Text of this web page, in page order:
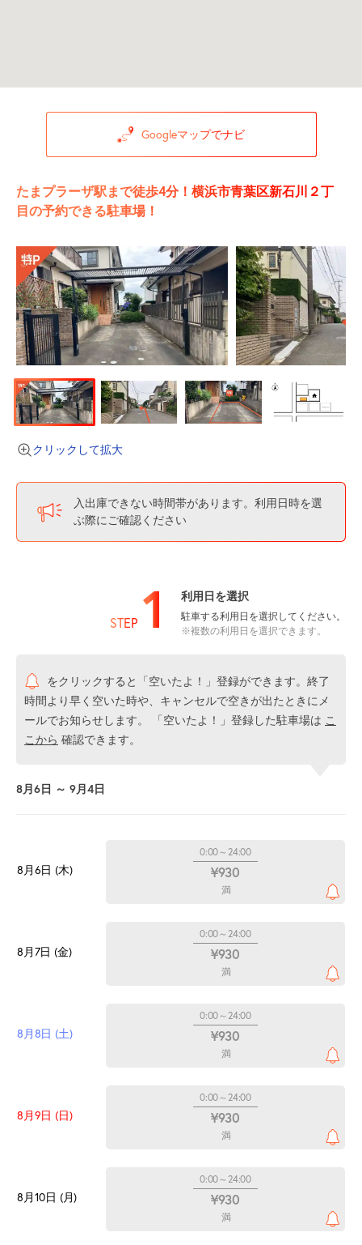
Googleマップでナビ
たまプラーザ駅まで徒歩4分！横浜市青葉区新石川２丁
目の予約できる駐車場！
クリックして拡大
入出庫できない時間帯があります。利用日時を選
ぶ際にご確認ください
STEP 1 利用日を選択
駐車する利用日を選択してください。
※複数の利用日を選択できます。
をクリックすると「空いたよ！」登録ができます。終了
時間より早く空いた時や、キャンセルで空きが出たときにメ
ールでお知らせします。 「空いたよ！」登録した駐車場は こ
こから 確認できます。
8月6日 ～ 9月4日
8月6日 (木)
0:00～24:00
¥930
満
8月7日 (金)
0:00～24:00
¥930
満
8月8日 (土)
0:00～24:00
¥930
満
8月9日 (日)
0:00～24:00
¥930
満
8月10日 (月)
0:00～24:00
¥930
満